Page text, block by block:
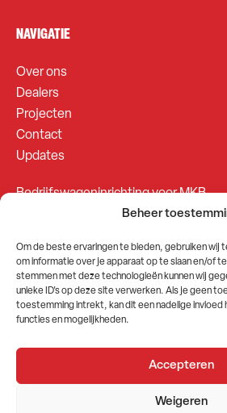
Beheer
Om de beste ervaringen te bieden, gebruiken wij
om informatie over je apparaat op te slaan en/of
stemmen met deze technologieën kunnen wij
unieke ID's op deze site verwerken. Als je geen
toestemming intrekt, kan dit een nadelige invloed
functies en mogelijkheden.
Accepteren
Weigeren
NAVIGATIE
Over ons
Dealers
Projecten
Contact
Updates
Bedrijfswageninrichting voor MKB
Bedrijfswageninrichting voor
SOCIALS